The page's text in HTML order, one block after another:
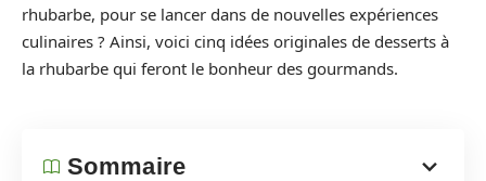
rhubarbe, pour se lancer dans de nouvelles expériences
culinaires ? Ainsi, voici cinq idées originales de desserts à
la rhubarbe qui feront le bonheur des gourmands.
Sommaire